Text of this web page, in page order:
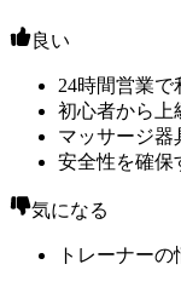
良い
24時間営業
初心者から上
マッサージ器
安全性を確保
気になる
トレーナーの